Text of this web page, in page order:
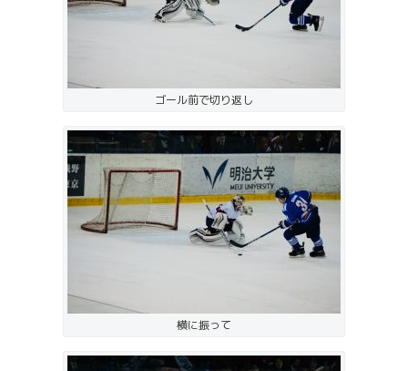
ゴール前で切り返し
横に振って